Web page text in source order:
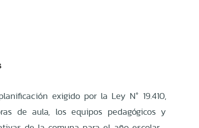
exigido por la Ley N° 19.410,
de aula, los equipos pedagógicos y